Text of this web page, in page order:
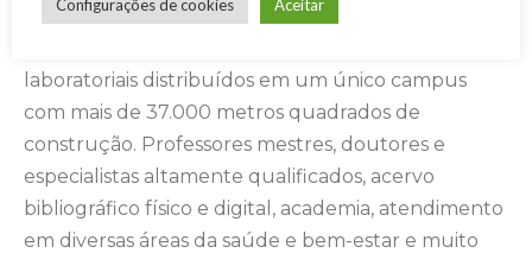
que te espera quando você estiver fazendo o
laboratoriais distribuídos em um único campus
com mais de 37.000 metros quadrados de
construção. Professores mestres, doutores e
especialistas altamente qualificados, acervo
bibliográfico físico e digital, academia, atendimento
em diversas áreas da saúde e bem-estar e muito
Configurações de cookies Aceitar